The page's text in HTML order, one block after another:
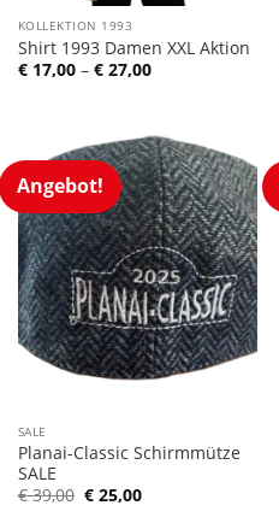
KOLLEKTION 1993
Shirt 1993 Damen XXL Aktion
€17,00– €27,00
Angebot!
SALE
Planai-Classic Schirmmütze
SALE
€39,00 Ursprünglicher
Preis
€25,00Aktueller